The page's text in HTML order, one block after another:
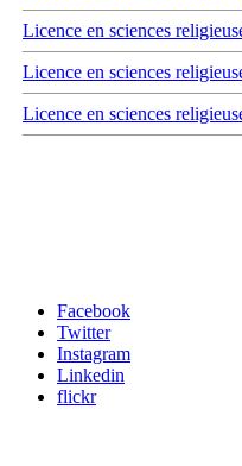
Licence en sciences
Licence en sciences
Licence en sciences
Facebook
Twitter
Instagram
Linkedin
flickr